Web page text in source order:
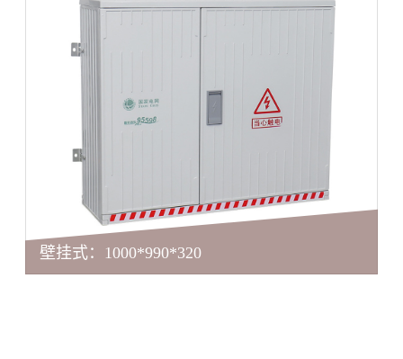
壁挂式：1000*990*320